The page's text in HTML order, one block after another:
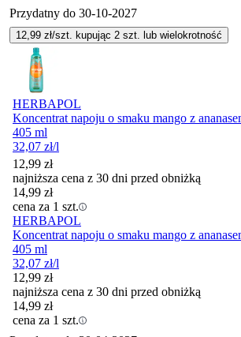
Przydatny do 30-10-2027
12,99 zł/szt. kupując 2 szt. lub wielokrotność
HERBAPOL
Koncentrat napoju o smaku mango z
405 ml
32,07 zł/l
12,99 zł
najniższa cena z 30 dni przed obniżką
14,99 zł
cena za 1 szt.
HERBAPOL
Koncentrat napoju o smaku mango z
405 ml
32,07 zł/l
12,99 zł
najniższa cena z 30 dni przed obniżką
14,99 zł
cena za 1 szt.